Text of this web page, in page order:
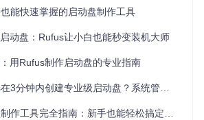
和捆绑软件
启动模式
功能，无需单独寻找系统文件
项，满足不同需求
能快速掌握的启动盘制作工具
动盘：Rufus让小白也能秒变装机大师
用Rufus制作启动盘的专业指南
钟内创建专业级启动盘？系统管理员必备指南
工具完全指南：新手也能轻松搞定系统安装